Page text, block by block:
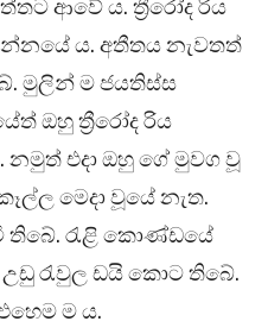
ආවේ ය. ත්‍රීරෝද රිය
ය. අතීතය නැවතත්
මුලින් ම ජයතිස්ස
ඔහු ත්‍රීරෝද රිය
නමුත් එදා ඔහු ගේ මුවග වූ
මෙදා වූයේ නැත.
තිබේ. රැළි කොණ්ඩයේ
රැවුල ඩයි කොට තිබේ.
ම ය.